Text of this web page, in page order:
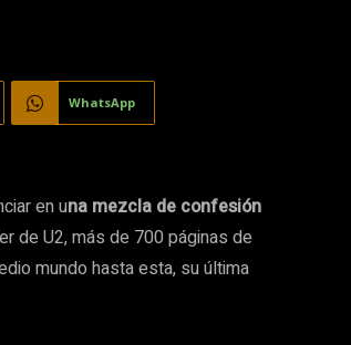
WhatsApp
en una mezcla de confesión
de U2, más de 700 páginas de
mundo hasta esta, su última